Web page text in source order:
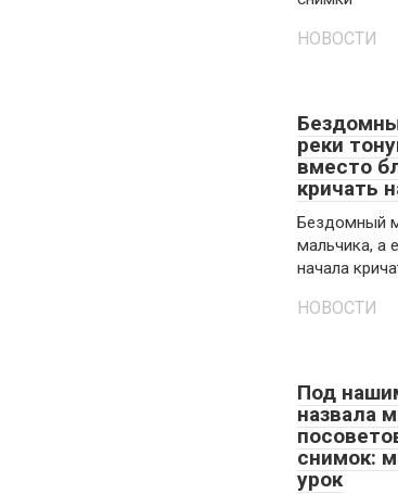
НОВОСТИ
реки
вместо
кричать
Бездомный
мальчика, а
начала
НОВОСТИ
Под
назвала
снимок:
урок